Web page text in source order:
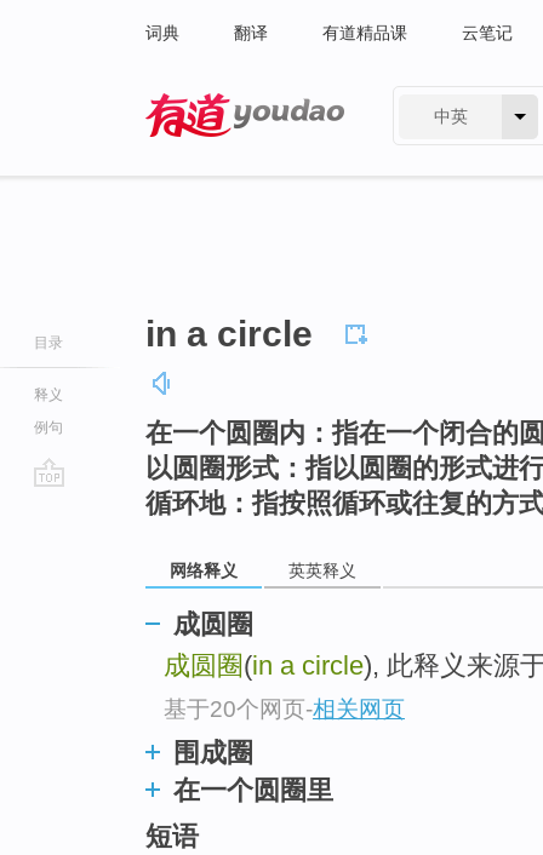
词典 翻译 有道精品课 云笔记
中英
目录
释义
例句
in a circle
在一个圆圈内：指在一个闭合的
以圆圈形式：指以圆圈的形式进
循环地：指按照循环或往复的方
网络释义 英英释义
成圆圈
成圆圈(in a circle), 此释义来源
基于20个网页-相关网页
围成圈
在一个圆圈里
短语